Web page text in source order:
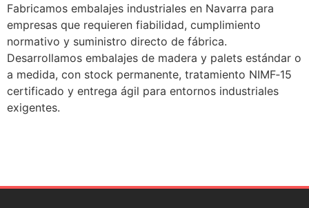
Fabricamos embalajes industriales en Navarra para
empresas que requieren fiabilidad, cumplimiento
normativo y suministro directo de fábrica.
Desarrollamos embalajes de madera y palets estándar o
a medida, con stock permanente, tratamiento NIMF‑15
certificado y entrega ágil para entornos industriales
exigentes.